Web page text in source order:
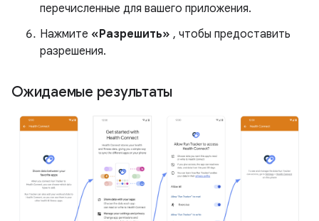
перечисленные для вашего приложения.
Нажмите «Разрешить» , чтобы предоставить
разрешения.
Ожидаемые результаты